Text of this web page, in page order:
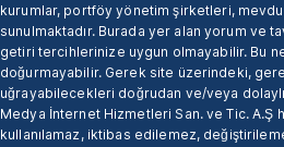
kurumlar, portföy yönetim şirketleri,
sunulmaktadır. Burada yer alan yorum ve
getiri tercihlerinize uygun olmayabilir. Bu
doğurmayabilir. Gerek site üzerindeki,
uğrayabilecekleri doğrudan ve/veya
Medya İnternet Hizmetleri San. ve Tic.
kullanılamaz, iktibas edilemez,